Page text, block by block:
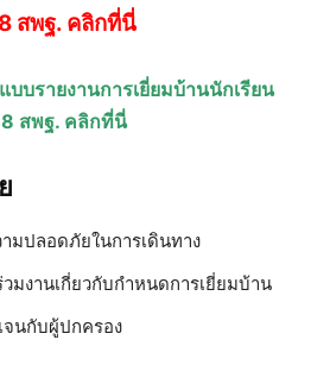
สพฐ. คลิกที่นี่
บรายงานการเยี่ยมบ้านนักเรียน
สพฐ. คลิกที่นี่
มปลอดภัยในการเดินทาง
มงานเกี่ยวกับกำหนดการเยี่ยมบ้าน
จนกับผู้ปกครอง